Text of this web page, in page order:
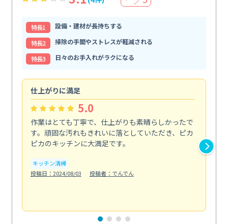
特⻑1
設備・建材が長持ちする
特⻑2
掃除の手間やストレスが軽減される
特⻑3
日々のお手入れがラクになる
仕上がりに満足
5.0
作業はとても丁寧で、仕上がりも素晴らしかったで
す。頑固な汚れもきれいに落としていただき、ピカ
ピカのキッチンに大満足です。
キッチン清掃
投稿日：2024/08/03
投稿者：でんでん